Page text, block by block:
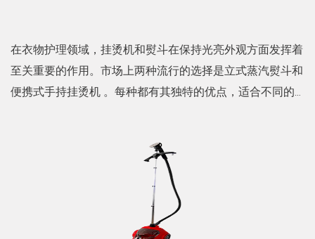
在衣物护理领域，挂烫机和熨斗在保持光亮外观方面发挥着
至关重要的作用。市场上两种流行的选择是立式蒸汽熨斗和
便携式手持挂烫机 。每种都有其独特的优点，适合不同的